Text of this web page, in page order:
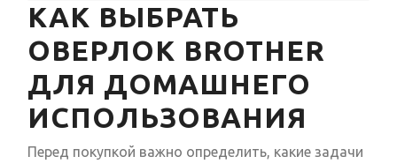
КАК ВЫБРАТЬ
ОВЕРЛОК BROTHER
ДЛЯ ДОМАШНЕГО
ИСПОЛЬЗОВАНИЯ
Перед покупкой важно определить, какие задачи